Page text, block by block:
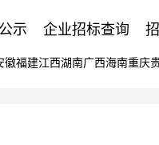
示 企业招标查询
徽福建江西湖南广西海南重庆